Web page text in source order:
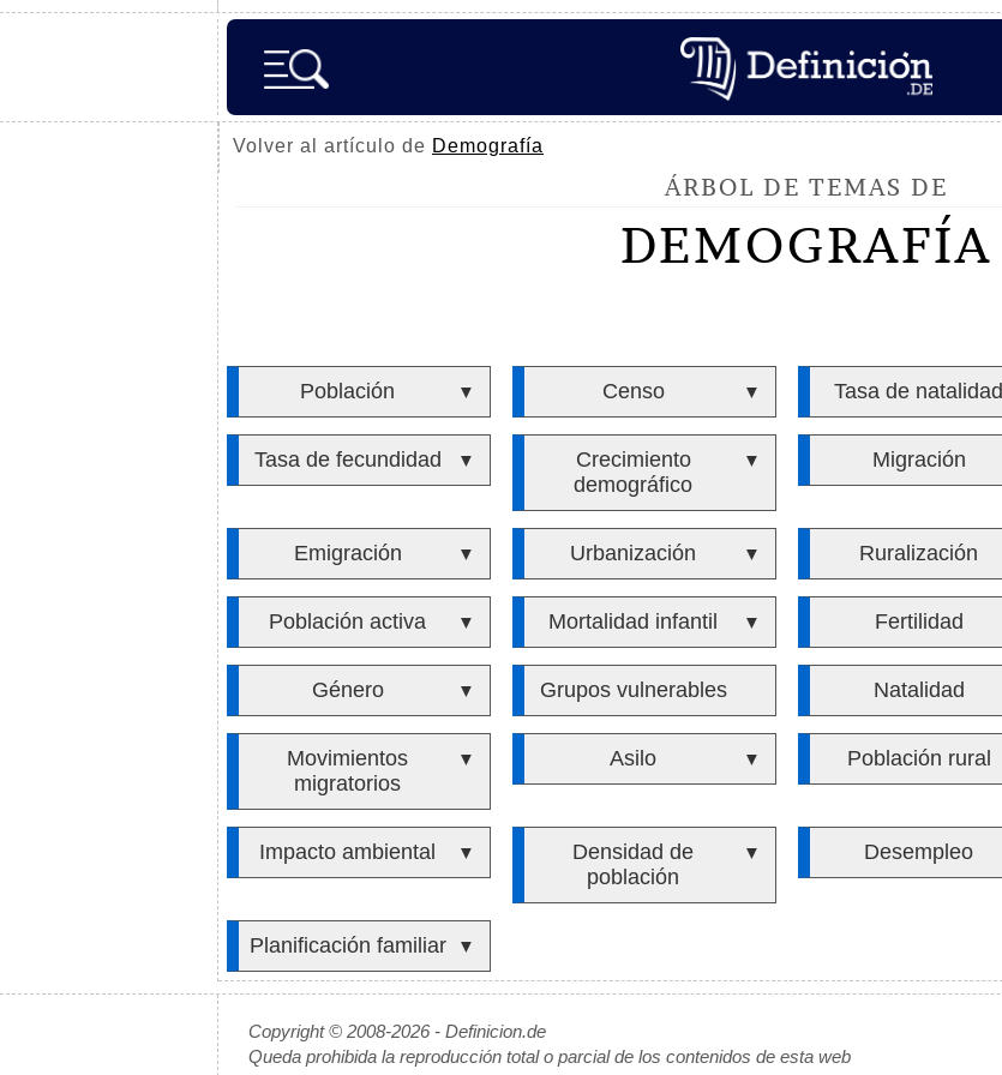
Volver al artículo de Demografía
ÁRBOL DE TEMAS DE
DEMOGRAFÍA
Población ▼ Censo ▼ Tasa de natalidad
Tasa de fecundidad ▼
Crecimiento
demográfico
▼ Migración
Emigración ▼ Urbanización ▼ Ruralización
Población activa ▼ Mortalidad infantil ▼ Fertilidad
Género ▼ Grupos vulnerables Natalidad
Movimientos
migratorios
▼ Asilo ▼ Población rural
Impacto ambiental ▼
Densidad de
población
▼ Desempleo
Planificación familiar ▼
Copyright © 2008-2026 - Definicion.de
Queda prohibida la reproducción total o parcial de los contenidos de esta web